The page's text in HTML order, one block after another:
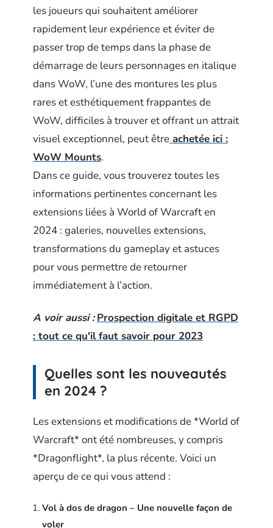
les joueurs qui souhaitent améliorer
rapidement leur expérience et éviter de
passer trop de temps dans la phase de
démarrage de leurs personnages en italique
dans WoW, l’une des montures les plus
rares et esthétiquement frappantes de
WoW, difficiles à trouver et offrant un attrait
visuel exceptionnel, peut être achetée ici :
WoW Mounts.
Dans ce guide, vous trouverez toutes les
informations pertinentes concernant les
extensions liées à World of Warcraft en
2024 : galeries, nouvelles extensions,
transformations du gameplay et astuces
pour vous permettre de retourner
immédiatement à l’action.
A voir aussi : Prospection digitale et RGPD
: tout ce qu'il faut savoir pour 2023
Quelles sont les nouveautés
en 2024 ?
Les extensions et modifications de *World of
Warcraft* ont été nombreuses, y compris
*Dragonflight*, la plus récente. Voici un
aperçu de ce qui vous attend :
Vol à dos de dragon – Une nouvelle façon de
voler